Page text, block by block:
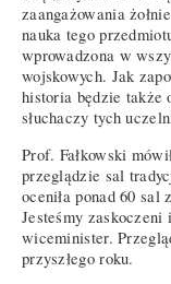
zaangażowania
nauka tego
wprowadzona w
wojskowych. Jak
historia będzie także
słuchaczy tych
Prof. Fałkowski
przeglądzie sal
oceniła ponad 60 sal
Jesteśmy
wiceminister.
przyszłego roku.